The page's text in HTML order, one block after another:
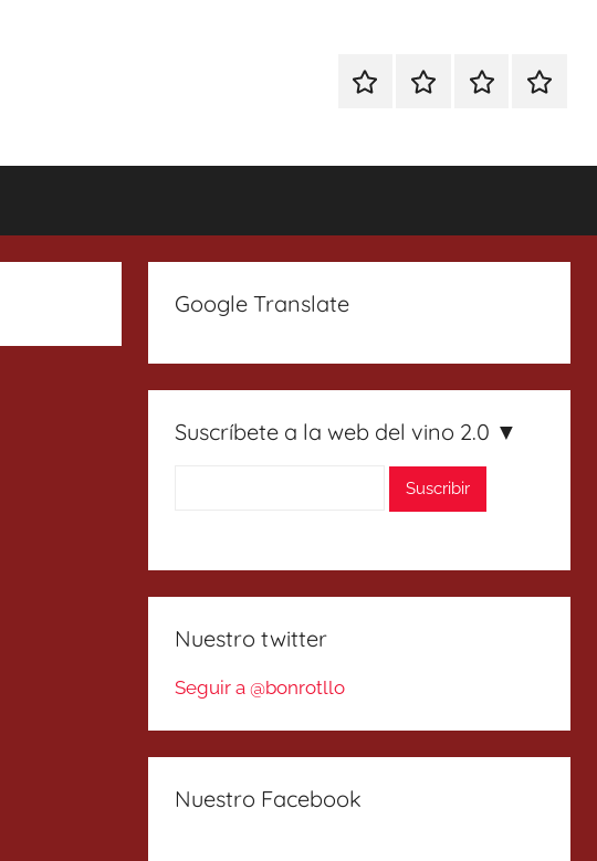
EspecialEnoturismoRanking
Google Translate
Suscríbete a la web del vino 2.0 ▼
Nuestro twitter
Seguir a @bonrotllo
Nuestro Facebook